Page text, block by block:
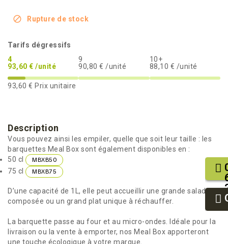
 Rupture de stock
Tarifs dégressifs
4
93,60 € /unité
9
90,80 € /unité
10+
88,10 € /unité
93,60 € Prix unitaire
Description
Vous pouvez ainsi les empiler, quelle que soit leur taille : les
barquettes Meal Box sont également disponibles en :
50 cl
MBXB50
75 cl MBXB75
D’une capacité de 1L, elle peut accueillir une grande salade
composée ou un grand plat unique à réchauffer.
La barquette passe au four et au micro-ondes. Idéale pour la
livraison ou la vente à emporter, nos Meal Box apporteront
une touche écologique à votre marque.